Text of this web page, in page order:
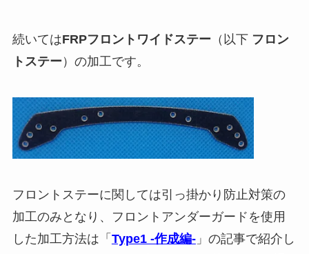
続いてはFRPフロントワイドステー （以下 フロン
トステー ）の加工です。
フロントステーに関しては引っ掛かり防止対策の
加工のみとなり、フロントアンダーガードを使用
した加工方法は「 Type1 -作成編-」の記事で紹介し